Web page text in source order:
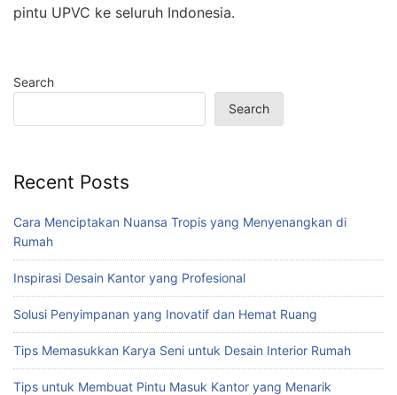
pintu UPVC ke seluruh Indonesia.
Search
Search
Recent Posts
Cara Menciptakan Nuansa Tropis yang Menyenangkan di
Rumah
Inspirasi Desain Kantor yang Profesional
Solusi Penyimpanan yang Inovatif dan Hemat Ruang
Tips Memasukkan Karya Seni untuk Desain Interior Rumah
Tips untuk Membuat Pintu Masuk Kantor yang Menarik